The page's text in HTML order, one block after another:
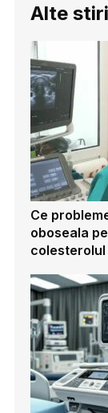
Alte stiri
Ce
oboseala